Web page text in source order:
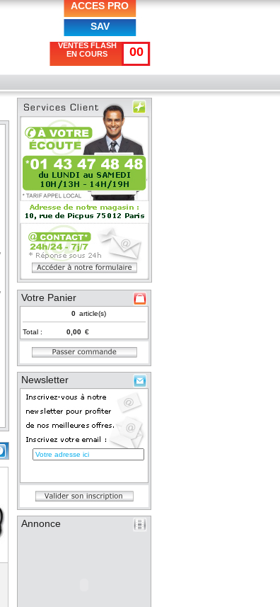
ACCES PRO
SAV
VENTES FLASH
EN COURS
00
Votre Panier
article(s)
Total : €
Newsletter
Annonce